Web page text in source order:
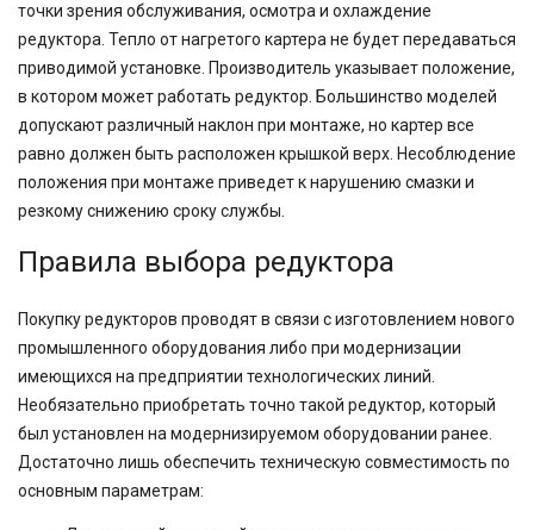
точки зрения обслуживания, осмотра и охлаждение
редуктора. Тепло от нагретого картера не будет передаваться
приводимой установке. Производитель указывает положение,
в котором может работать редуктор. Большинство моделей
допускают различный наклон при монтаже, но картер все
равно должен быть расположен крышкой верх. Несоблюдение
положения при монтаже приведет к нарушению смазки и
резкому снижению сроку службы.
Правила выбора редуктора
Покупку редукторов проводят в связи с изготовлением нового
промышленного оборудования либо при модернизации
имеющихся на предприятии технологических линий.
Необязательно приобретать точно такой редуктор, который
был установлен на модернизируемом оборудовании ранее.
Достаточно лишь обеспечить техническую совместимость по
основным параметрам: